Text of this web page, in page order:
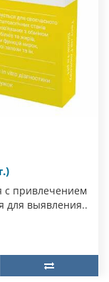
с привлечением
для выявления..